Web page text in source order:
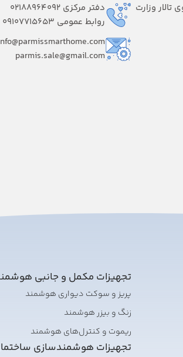
تالار وزارت
دفتر مرکزی 02188964092
روابط عمومی 09107715653
parmis.sale@gmail.com
تجهیزات مکمل و جانبی
پریز و سوکت دیواری هوشمند
زنگ و بیزر هوشمند
ریموت و کنترل‌های هوشمند
تجهیزات هوشمندسازی